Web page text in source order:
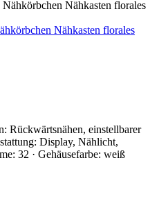
Nähkasten florales
Rückwärtsnähen, einstellbarer
Display, Nählicht,
32 · Gehäusefarbe: weiß